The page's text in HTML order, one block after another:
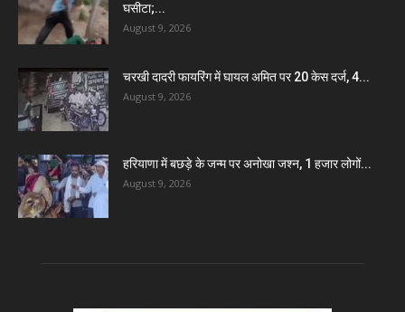
घसीटा;...
August 9, 2026
चरखी दादरी फायरिंग में घायल अमित पर 20 केस दर्ज, 4...
August 9, 2026
हरियाणा में बछड़े के जन्म पर अनोखा जश्न, 1 हजार लोगों...
August 9, 2026